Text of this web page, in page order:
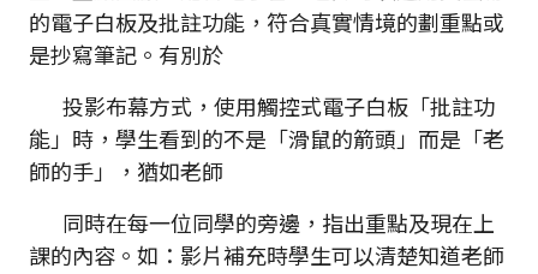
的電子白板及批註功能，符合真實情境的劃重點或
是抄寫筆記。有別於
投影布幕方式，使用觸控式電子白板「批註功
能」時，學生看到的不是「滑鼠的箭頭」而是「老
師的手」，猶如老師
同時在每一位同學的旁邊，指出重點及現在上
課的內容。如：影片補充時學生可以清楚知道老師